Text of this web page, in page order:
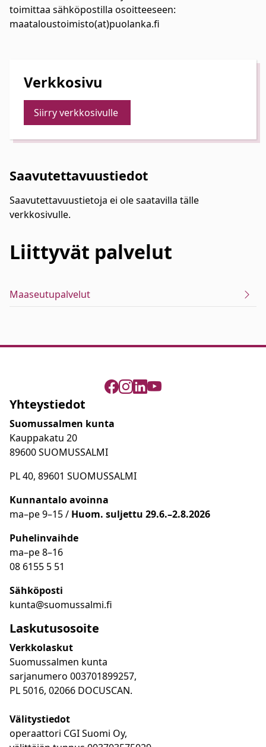
toimittaa sähköpostilla osoitteeseen:
maataloustoimisto(at)puolanka.fi
Verkkosivu
Siirry verkkosivulle
Saavutettavuustiedot
Saavutettavuustietoja ei ole saatavilla tälle
verkkosivulle.
Liittyvät palvelut
Maaseutupalvelut
Yhteystiedot
Suomussalmen kunta
Kauppakatu 20
89600 SUOMUSSALMI
PL 40, 89601 SUOMUSSALMI
Kunnantalo avoinna
ma–pe 9–15 / Huom. suljettu 29.6.–2.8.2026
Puhelinvaihde
ma–pe 8–16
08 6155 5 51
Sähköposti
kunta@suomussalmi.fi
Laskutusosoite
Verkkolaskut
Suomussalmen kunta
sarjanumero 003701899257,
PL 5016, 02066 DOCUSCAN.
Välitystiedot
operaattori CGI Suomi Oy,